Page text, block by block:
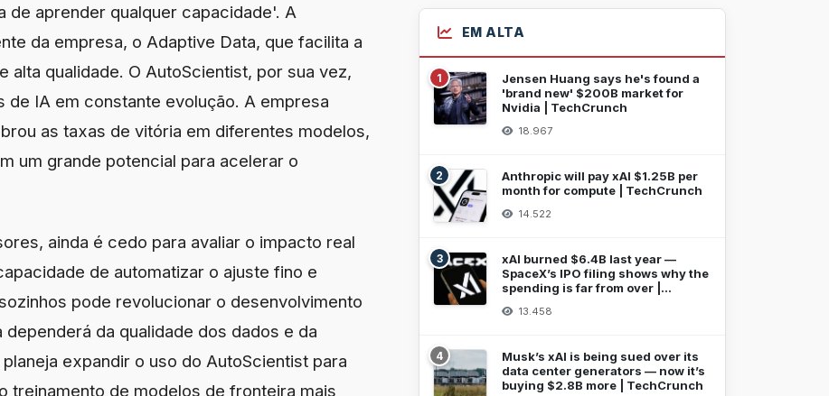
de aprender qualquer capacidade'. A
da empresa, o Adaptive Data, que facilita a
qualidade. O AutoScientist, por sua vez,
IA em constante evolução. A empresa
as taxas de vitória em diferentes modelos,
um grande potencial para acelerar o
ainda é cedo para avaliar o impacto real
de automatizar o ajuste fino e
pode revolucionar o desenvolvimento
da qualidade dos dados e da
expandir o uso do AutoScientist para
treinamento de modelos de fronteira mais
EM ALTA
1
Jensen Huang says he's found a
'brand new' $200B market for
Nvidia | TechCrunch
18.967
2
Anthropic will pay xAI $1.25B per
month for compute | TechCrunch
14.522
3
xAI burned $6.4B last year —
SpaceX’s IPO filing shows why the
spending is far from over |
13.458
4
Musk’s xAI is being sued over its
data center generators — now it’s
buying $2.8B more | TechCrunch